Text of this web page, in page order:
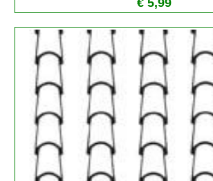
€ 5,99